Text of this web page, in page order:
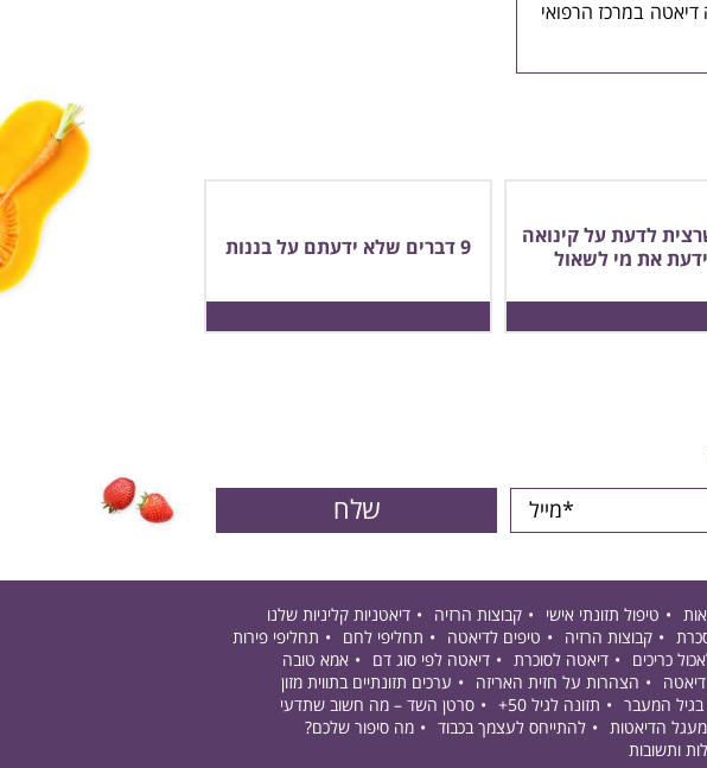
דיאטה במרכז הרפואי
לדעת על קינואה
את מי לשאול
9 דברים שלא ידעתם על בננות
טיפול תזונתי אישי קבוצות הרזיה
דיאטניות קליניות שלנו
קבוצות הרזיה טיפים לדיאטה תחליפי לחם
תחליפי פירות
כריכים דיאטה לסוכרת דיאטה לפי סוג דם
אמא טובה
הצהרות על חזית האריזה
ערכים תזונתיים בתווית מזון
בגיל המעבר תזונה לגיל 50+
סרטן השד – מה חשוב שתדעי
מעגל הדיאטות להתייחס לעצמך בכבוד
מה סיפור שלכם?
ותשובות